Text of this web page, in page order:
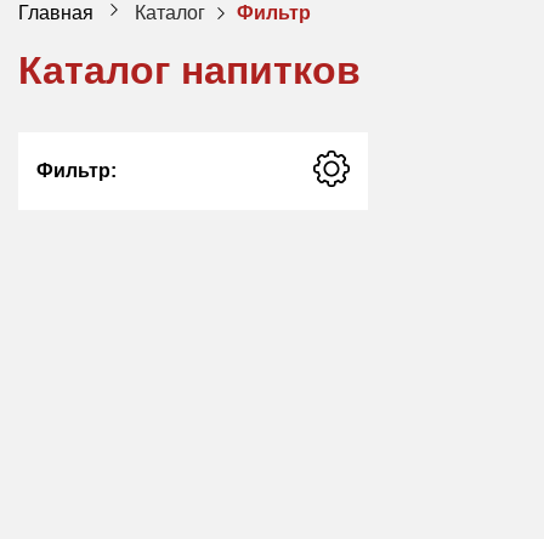
Главная Каталог Фильтр
Каталог напитков
Фильтр: